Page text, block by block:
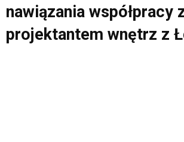
nawiązania współpracy
projektantem wnętrz z